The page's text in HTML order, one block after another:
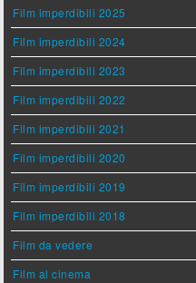
Film imperdibili 2025
Film imperdibili 2024
Film imperdibili 2023
Film imperdibili 2022
Film imperdibili 2021
Film imperdibili 2020
Film imperdibili 2019
Film imperdibili 2018
Film da vedere
Film al cinema